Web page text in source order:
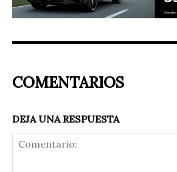
COMENTARIOS
DEJA UNA RESPUESTA